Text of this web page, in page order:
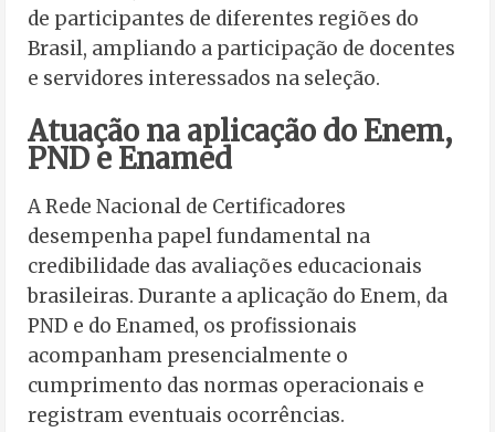
de participantes de diferentes regiões do
Brasil, ampliando a participação de docentes
e servidores interessados na seleção.
Atuação na aplicação do Enem,
PND e Enamed
A Rede Nacional de Certificadores
desempenha papel fundamental na
credibilidade das avaliações educacionais
brasileiras. Durante a aplicação do Enem, da
PND e do Enamed, os profissionais
acompanham presencialmente o
cumprimento das normas operacionais e
registram eventuais ocorrências.